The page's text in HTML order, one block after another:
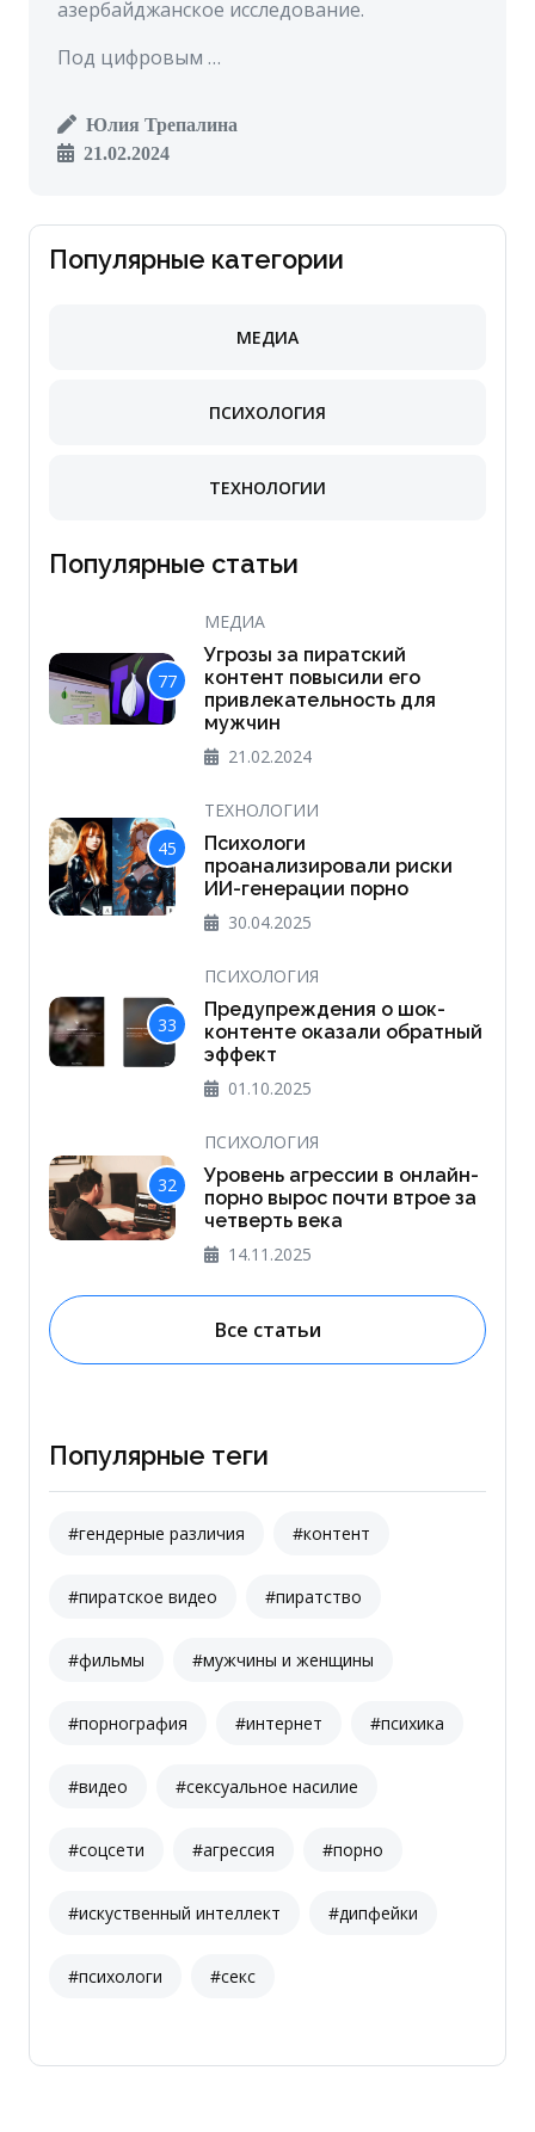
азербайджанское исследование.
Под цифровым …
Юлия Трепалина
21.02.2024
Популярные категории
МЕДИА
ПСИХОЛОГИЯ
ТЕХНОЛОГИИ
Популярные статьи
77
МЕДИА
Угрозы за пиратский
контент повысили его
привлекательность для
мужчин
21.02.2024
45
ТЕХНОЛОГИИ
Психологи
проанализировали риски
ИИ-генерации порно
30.04.2025
33
ПСИХОЛОГИЯ
Предупреждения о шок-
контенте оказали обратный
эффект
01.10.2025
32
ПСИХОЛОГИЯ
Уровень агрессии в онлайн-
порно вырос почти втрое за
четверть века
14.11.2025
Все статьи
Популярные теги
#гендерные различия #контент
#пиратское видео #пиратство
#фильмы #мужчины и женщины
#порнография #интернет #психика
#видео #сексуальное насилие
#соцсети #агрессия #порно
#искуственный интеллект #дипфейки
#психологи #секс